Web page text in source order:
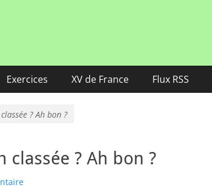
Exercices XV de France Flux RSS
? Ah bon ?
? Ah bon ?